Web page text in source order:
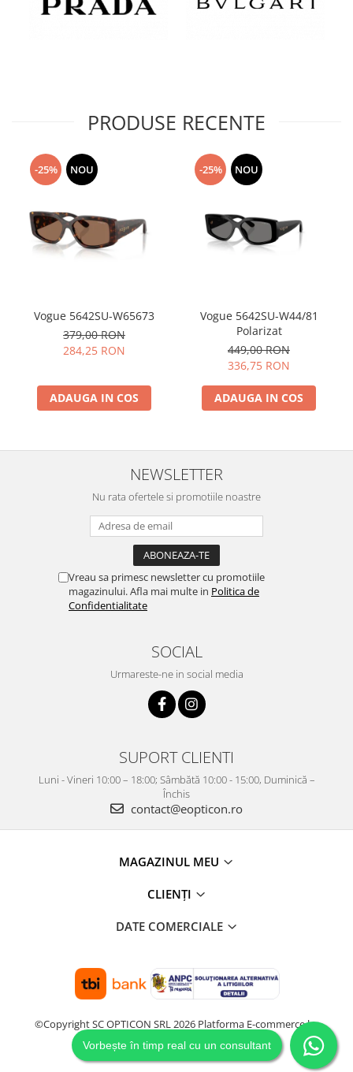
PRODUSE RECENTE
-25% NOU
Vogue 5642SU-W65673
379,00 RON
284,25 RON
ADAUGA IN COS
-25% NOU
Vogue 5642SU-W44/81
Polarizat
449,00 RON
336,75 RON
ADAUGA IN COS
NEWSLETTER
Nu rata ofertele si promotiile noastre
Vreau sa primesc newsletter cu promotiile
magazinului. Afla mai multe in Politica de
Confidentialitate
SOCIAL
Urmareste-ne in social media
SUPORT CLIENTI
Luni - Vineri 10:00 – 18:00; Sâmbătă 10:00 - 15:00, Duminică –
Închis
contact@eopticon.ro
MAGAZINUL MEU
CLIENȚI
DATE COMERCIALE
©Copyright SC OPTICON SRL 2026 Platforma E-commerce by
Gomag
Vorbește în timp real cu un consultant